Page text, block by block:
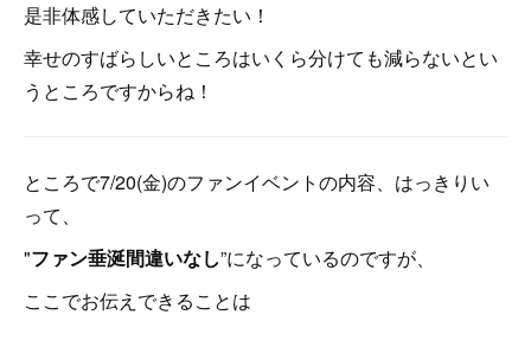
是非体感していただきたい！
幸せのすばらしいところはいくら分けても減らないとい
うところですからね！
ところで7/20(金)のファンイベントの内容、はっきりい
って、
"ファン垂涎間違いなし”になっているのですが、
ここでお伝えできることは